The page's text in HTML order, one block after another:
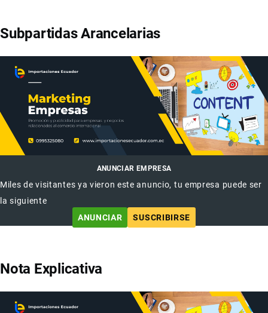
Subpartidas Arancelarias
ANUNCIAR EMPRESA
Miles de visitantes ya vieron este anuncio, tu empresa puede ser
la siguiente
ANUNCIAR
SUSCRIBIRSE
Nota Explicativa